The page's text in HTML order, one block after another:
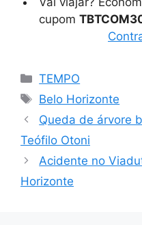
cupom
Categorias
TEMPO
Tags
Belo Horizonte
Queda de árvore
Teófilo Otoni
Acidente no
Horizonte